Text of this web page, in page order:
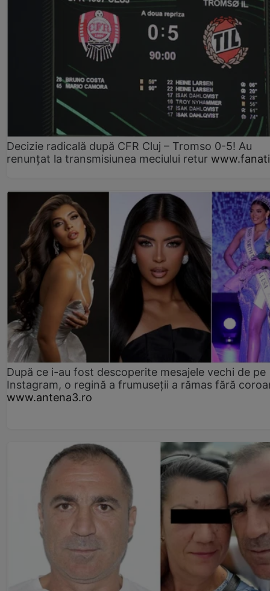
Decizie radicală după CFR Cluj – Tromso 0-5! Au
renunțat la transmisiunea meciului retur
După ce i-au fost descoperite mesajele vechi de pe
Instagram, o regină a frumuseții a rămas fără
www.antena3.ro